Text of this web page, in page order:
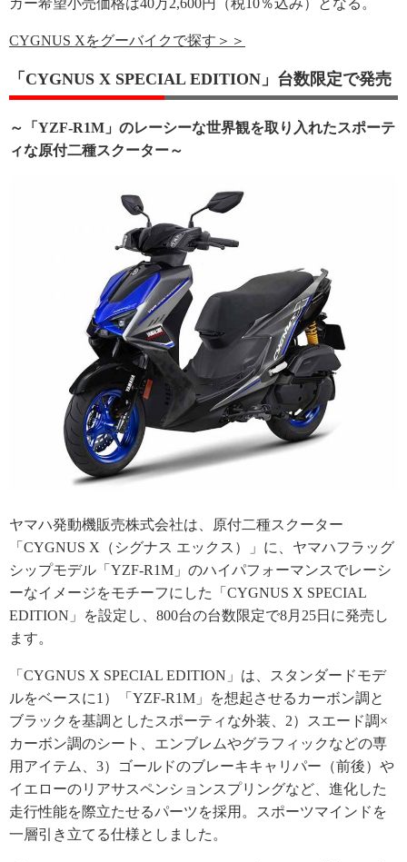
カー希望小売価格は40万2,600円（税10％込み）となる。
CYGNUS Xをグーバイクで探す＞＞
「CYGNUS X SPECIAL EDITION」台数限定で発売
～「YZF-R1M」のレーシーな世界観を取り入れたスポーテ
ィな原付二種スクーター～
ヤマハ発動機販売株式会社は、原付二種スクーター
「CYGNUS X（シグナス エックス）」に、ヤマハフラッグ
シップモデル「YZF-R1M」のハイパフォーマンスでレーシ
ーなイメージをモチーフにした「CYGNUS X SPECIAL
EDITION」を設定し、800台の台数限定で8月25日に発売し
ます。
「CYGNUS X SPECIAL EDITION」は、スタンダードモデ
ルをベースに1）「YZF-R1M」を想起させるカーボン調と
ブラックを基調としたスポーティな外装、2）スエード調×
カーボン調のシート、エンブレムやグラフィックなどの専
用アイテム、3）ゴールドのブレーキキャリパー（前後）や
イエローのリアサスペンションスプリングなど、進化した
走行性能を際立たせるパーツを採用。スポーツマインドを
一層引き立てる仕様としました。